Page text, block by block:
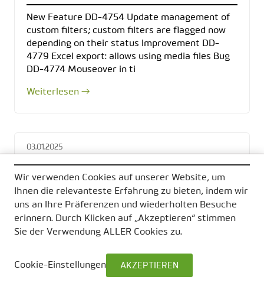
New Feature DD-4754 Update management of
custom filters; custom filters are flagged now
depending on their status Improvement DD-
4779 Excel export: allows using media files Bug
DD-4774 Mouseover in ti
Weiterlesen →
03.01.2025
Version 2024.2.168 released - Highlights:
powerpoint exports more flexible, sorting
of open text charts by a different variable
(e.g. timestamp)
Improvement DD-3970 PPTX export: axis scale
ranges are exported as defined in chart settings
are deactivated in the chartsettings, they are
Wir verwenden Cookies auf unserer Website, um
Ihnen die relevanteste Erfahrung zu bieten, indem wir
uns an Ihre Präferenzen und wiederholten Besuche
erinnern. Durch Klicken auf „Akzeptieren“ stimmen
Sie der Verwendung ALLER Cookies zu.
Cookie-Einstellungen AKZEPTIEREN